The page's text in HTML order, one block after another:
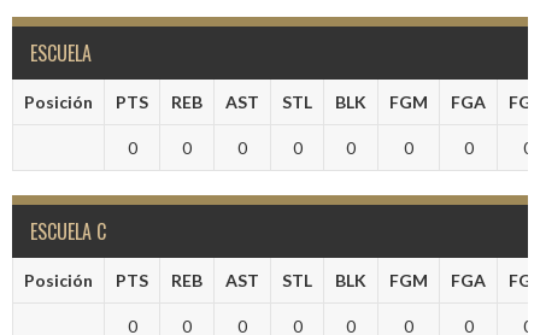
ESCUELA
Posición PTS REB AST STL BLK FGM FGA
0 0 0 0 0 0 0 0
ESCUELA C
Posición PTS REB AST STL BLK FGM FGA
0 0 0 0 0 0 0 0